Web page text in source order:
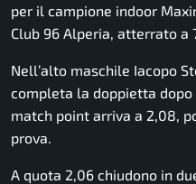
per il campione indoor
Club 96 Alperia, atterrato a
Nell’alto maschile Iacopo
completa la doppietta
match point arriva a 2,08,
prova.
A quota 2,06 chiudono in